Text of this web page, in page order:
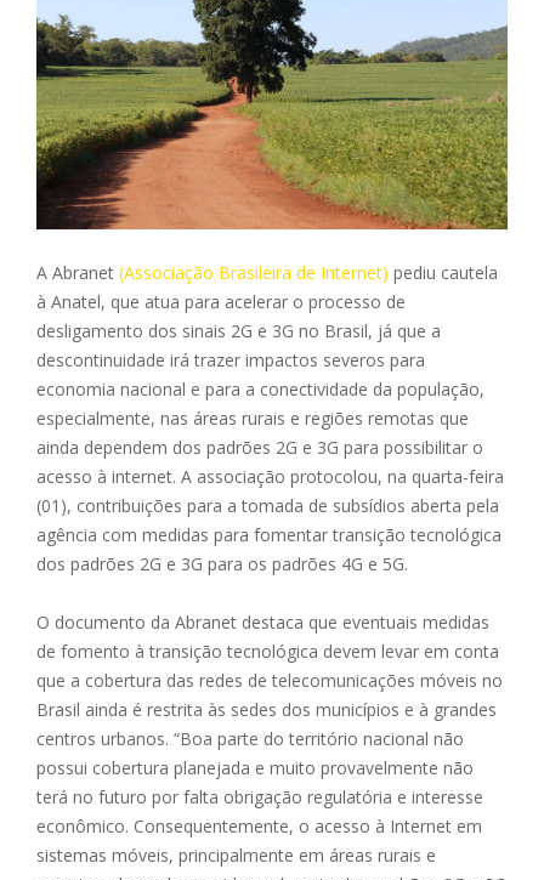
A Abranet (Associação Brasileira de Internet) pediu cautela
à Anatel, que atua para acelerar o processo de
desligamento dos sinais 2G e 3G no Brasil, já que a
descontinuidade irá trazer impactos severos para
economia nacional e para a conectividade da população,
especialmente, nas áreas rurais e regiões remotas que
ainda dependem dos padrões 2G e 3G para possibilitar o
acesso à internet. A associação protocolou, na quarta-feira
(01), contribuições para a tomada de subsídios aberta pela
agência com medidas para fomentar transição tecnológica
dos padrões 2G e 3G para os padrões 4G e 5G.
O documento da Abranet destaca que eventuais medidas
de fomento à transição tecnológica devem levar em conta
que a cobertura das redes de telecomunicações móveis no
Brasil ainda é restrita às sedes dos municípios e à grandes
centros urbanos. “Boa parte do território nacional não
possui cobertura planejada e muito provavelmente não
terá no futuro por falta obrigação regulatória e interesse
econômico. Consequentemente, o acesso à Internet em
sistemas móveis, principalmente em áreas rurais e